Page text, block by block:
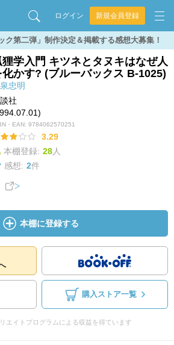
ログイン 新規会員登録
ク第二弾」制作決定＆掲載する感想大募集！
狸学入門 キツネとタヌキはなぜ人
化かす? (ブルーバックス B‐1025)
忠明
社
・EAN: 9784062570251
3.29
本棚登録: 28人
感想: 2件
本棚に登録する
購入ストア一覧
エイトプログラムによる収益を得ています